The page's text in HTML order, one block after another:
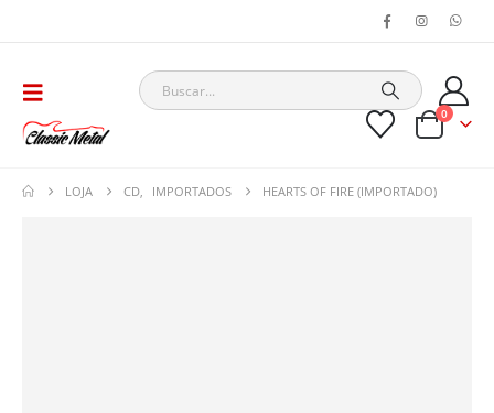
0
LOJA CD IMPORTADOS HEARTS OF FIRE (IMPORTADO)